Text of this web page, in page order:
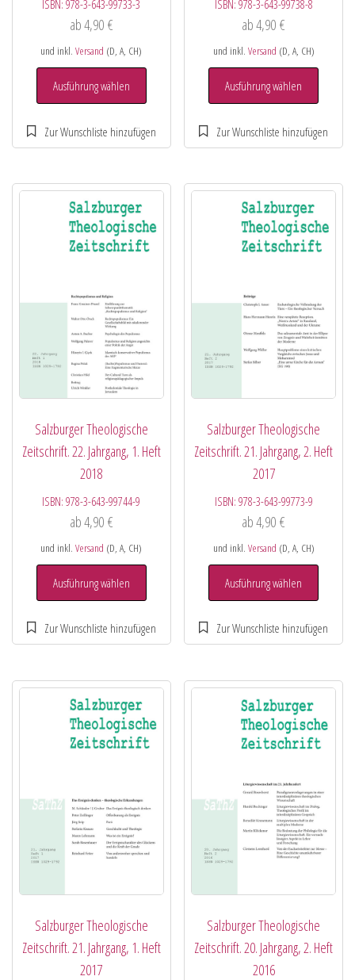
ISBN:978-3-643-99733-3
ab4,90 €
und inkl.Versand (D, A, CH)
Ausführung wählen
ISBN: 978-3-643-99738-8
ab4,90€
und inkl. Versand (D, A, CH)
Ausführung wählen
Salzburger Theologische
Zeitschrift. 22. Jahrgang, 1. Heft
2018
ISBN:978-3-643-99744-9
ab4,90 €
und inkl.Versand (D, A, CH)
Ausführung wählen
Salzburger Theologische
Zeitschrift. 21. Jahrgang, 2. Heft
2017
ISBN: 978-3-643-99773-9
ab4,90€
und inkl. Versand (D, A, CH)
Ausführung wählen
Salzburger Theologische
Zeitschrift. 21. Jahrgang, 1. Heft
2017
Salzburger Theologische
Zeitschrift. 20. Jahrgang, 2. Heft
2016